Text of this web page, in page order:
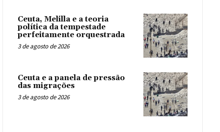
Ceuta, Melilla e a teoria
política da tempestade
perfeitamente orquestrada
3 de agosto de 2026
Ceuta e a panela de pressão
das migrações
3 de agosto de 2026